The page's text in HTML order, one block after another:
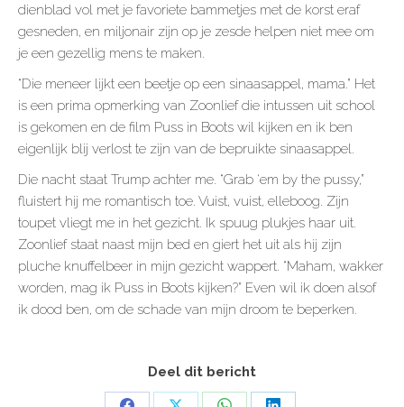
dienblad vol met je favoriete bammetjes met de korst eraf
gesneden, en miljonair zijn op je zesde helpen niet mee om
je een gezellig mens te maken.
“Die meneer lijkt een beetje op een sinaasappel, mama.” Het
is een prima opmerking van Zoonlief die intussen uit school
is gekomen en de film Puss in Boots wil kijken en ik ben
eigenlijk blij verlost te zijn van de bepruikte sinaasappel.
Die nacht staat Trump achter me. “Grab ‘em by the pussy,”
fluistert hij me romantisch toe. Vuist, vuist, elleboog. Zijn
toupet vliegt me in het gezicht. Ik spuug plukjes haar uit.
Zoonlief staat naast mijn bed en giert het uit als hij zijn
pluche knuffelbeer in mijn gezicht wappert. “Maham, wakker
worden, mag ik Puss in Boots kijken?” Even wil ik doen alsof
ik dood ben, om de schade van mijn droom te beperken.
Deel dit bericht